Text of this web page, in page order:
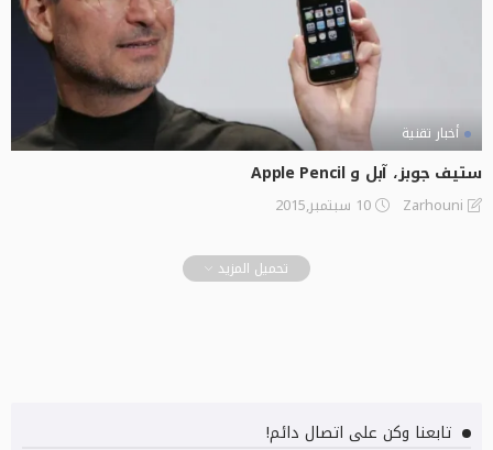
أخبار تقنية
ستيف جوبز، آبل و Apple Pencil
Zarhouni 10 سبتمبر,2015
تحميل المزيد
تابعنا وكن على اتصال دائم!